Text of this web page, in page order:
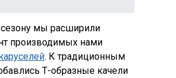
мы расширили
производимых нами
. К традиционным
Т-образные качели